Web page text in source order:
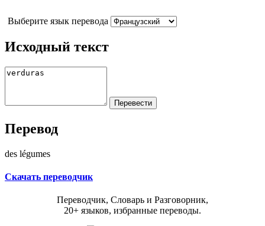
Выберите язык перевода
Исходный текст
Перевод
des légumes
Скачать переводчик
Переводчик, Словарь и Разговорник,
20+ языков, избранные переводы.